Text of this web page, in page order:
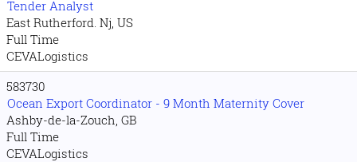
Tender Analyst
East Rutherford. Nj, US
Full Time
CEVALogistics
583730
Ocean Export Coordinator - 9 Month Maternity Cover
Ashby-de-la-Zouch, GB
Full Time
CEVALogistics